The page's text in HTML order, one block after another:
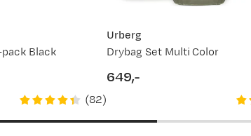
Black
(82)
Urberg
Drybag Set Multi Color
649,-